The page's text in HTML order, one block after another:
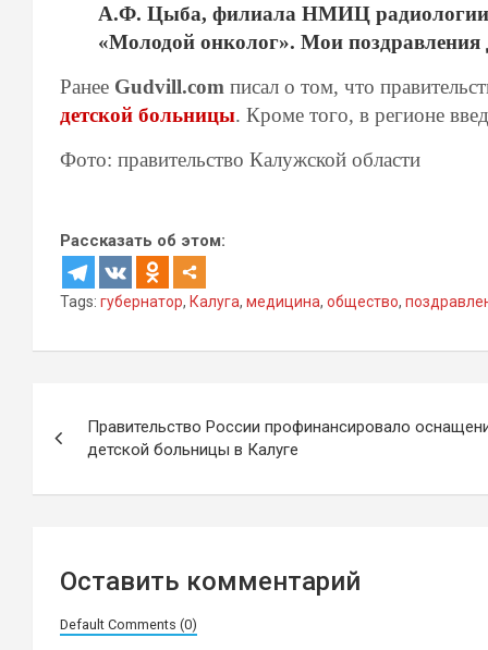
А.Ф. Цыба, филиала НМИЦ радиологии,
«Молодой онколог». Мои
Ранее Gudvill.com писал о том, что
детской больницы. Кроме того, в регионе
Фото: правительство Калужской области
Рассказать об этом:
Tags: губернатор, Калуга, медицина, общество,
по
записям
Правительство России профинансировало
детской больницы в Калуге
Оставить комментарий
Default Comments (0)